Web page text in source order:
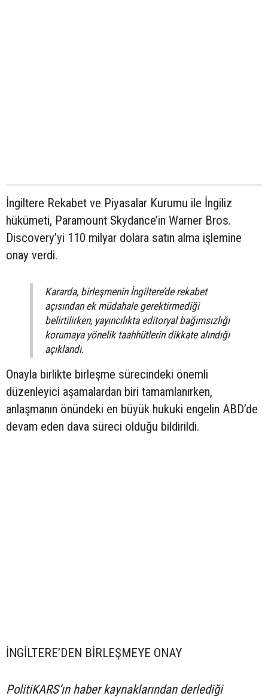
İngiltere Rekabet ve Piyasalar Kurumu ile İngiliz
hükümeti, Paramount Skydance’in Warner Bros.
Discovery’yi 110 milyar dolara satın alma işlemine
onay verdi.
Kararda, birleşmenin İngiltere’de rekabet
açısından ek müdahale gerektirmediği
belirtilirken, yayıncılıkta editoryal bağımsızlığı
korumaya yönelik taahhütlerin dikkate alındığı
açıklandı.
Onayla birlikte birleşme sürecindeki önemli
düzenleyici aşamalardan biri tamamlanırken,
anlaşmanın önündeki en büyük hukuki engelin ABD’de
devam eden dava süreci olduğu bildirildi.
İNGİLTERE’DEN BİRLEŞMEYE ONAY
PolitiKARS’ın haber kaynaklarından derlediği